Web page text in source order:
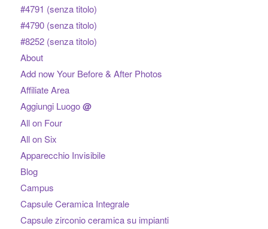
#4791 (senza titolo)
#4790 (senza titolo)
#8252 (senza titolo)
About
Add now Your Before & After Photos
Affiliate Area
Aggiungi Luogo@
All on Four
All on Six
Apparecchio Invisibile
Blog
Campus
Capsule Ceramica Integrale
Capsule zirconio ceramica su impianti